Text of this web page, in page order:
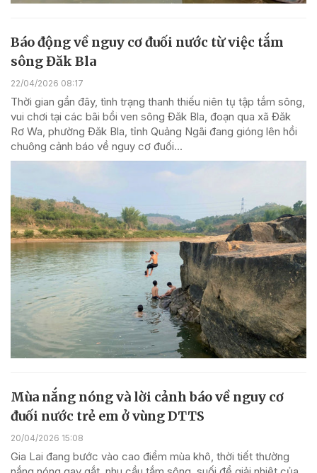
Báo động về nguy cơ đuối nước từ việc tắm
sông Đăk Bla
22/04/2026 08:17
Thời gian gần đây, tình trạng thanh thiếu niên tụ tập tắm sông,
vui chơi tại các bãi bồi ven sông Đăk Bla, đoạn qua xã Đăk
Rơ Wa, phường Đăk Bla, tỉnh Quảng Ngãi đang gióng lên hồi
chuông cảnh báo về nguy cơ đuối...
Mùa nắng nóng và lời cảnh báo về nguy cơ
đuối nước trẻ em ở vùng DTTS
20/04/2026 15:08
Gia Lai đang bước vào cao điểm mùa khô, thời tiết thường